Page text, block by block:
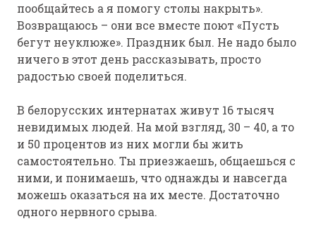
пообщайтесь а я помогу столы накрыть».
Возвращаюсь – они все вместе поют «Пусть
бегут неуклюже». Праздник был. Не надо было
ничего в этот день рассказывать, просто
радостью своей поделиться.
В белорусских интернатах живут 16 тысяч
невидимых людей. На мой взгляд, 30 – 40, а то
и 50 процентов из них могли бы жить
самостоятельно. Ты приезжаешь, общаешься с
ними, и понимаешь, что однажды и навсегда
можешь оказаться на их месте. Достаточно
одного нервного срыва.